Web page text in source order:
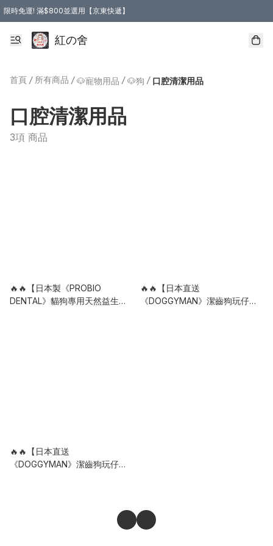
限時免運! 滿$800並選用【京東快遞】
紅の舍
首頁 / 所有商品 / 🐶寵物用品 / 🐶狗 / 口腔清潔用品
口腔清潔用品
3項 商品
🔥🔥【日本製《PROBIO
DENTAL》貓狗專用天然益生菌
🔥🔥【日本直送
《DOGGYMAN》潔齒狗玩仔玩
🔥🔥【日本直送
《DOGGYMAN》潔齒狗玩仔玩